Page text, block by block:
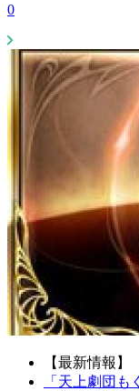
0
【最新情報】
「天上劇団も